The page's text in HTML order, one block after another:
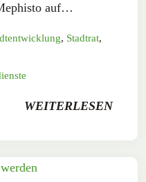
auf…
, Stadtrat,
WEITERLESEN